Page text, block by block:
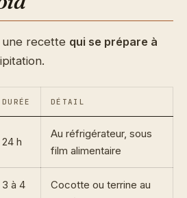
recette qui se prépare à
DURÉE DÉTAIL
24 h
Au réfrigérateur, sous
film alimentaire
3 à 4
Cocotte ou terrine au